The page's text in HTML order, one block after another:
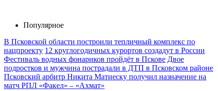
Популярное
В Псковской области построили тепличный комплекс по
нацпроекту 12 круглогодичных курортов создадут в России
Фестиваль водных фонариков пройдёт в Пскове Двое
подростков и мужчина пострадали в ДТП в Псковском районе
Псковский арбитр Никита Матиеску получил назначение на
матч РПЛ «Факел» – «Ахмат»